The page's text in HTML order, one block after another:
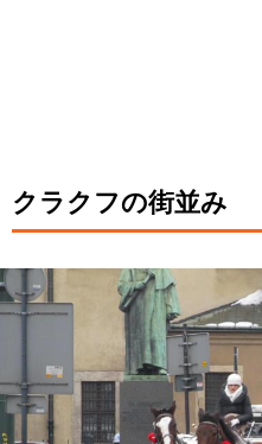
クラクフの街並み